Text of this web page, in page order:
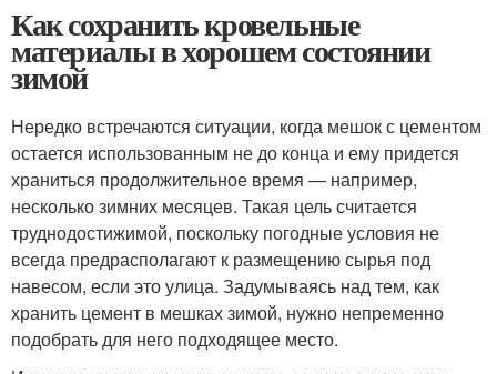
Как сохранить кровельные
материалы в хорошем состоянии
зимой
Нередко встречаются ситуации, когда мешок с цементом
остается использованным не до конца и ему придется
храниться продолжительное время — например,
несколько зимних месяцев. Такая цель считается
труднодостижимой, поскольку погодные условия не
всегда предрасполагают к размещению сырья под
навесом, если это улица. Задумываясь над тем, как
хранить цемент в мешках зимой, нужно непременно
подобрать для него подходящее место.